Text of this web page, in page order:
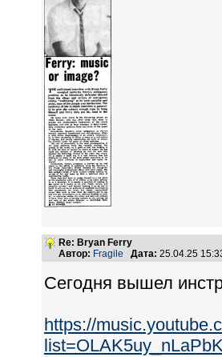
Re: Bryan Ferry
Автор: Fragile Дата: 25.04.25
Сегодня вышел
https://